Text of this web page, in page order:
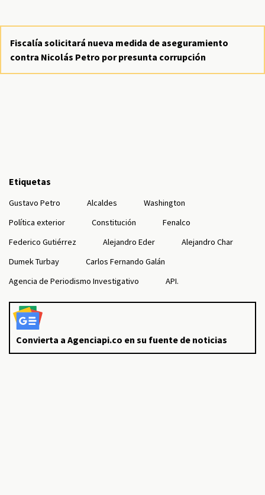
Fiscalía solicitará nueva medida de aseguramiento
contra Nicolás Petro por presunta corrupción
Etiquetas
Gustavo Petro Alcaldes
Washington
Política exterior
Constitución
Fenalco
Federico Gutiérrez
Alejandro Eder
Alejandro Char
Dumek Turbay
Carlos Fernando Galán
Agencia de Periodismo Investigativo
API.
Convierta a Agenciapi.co en su fuente de noticias